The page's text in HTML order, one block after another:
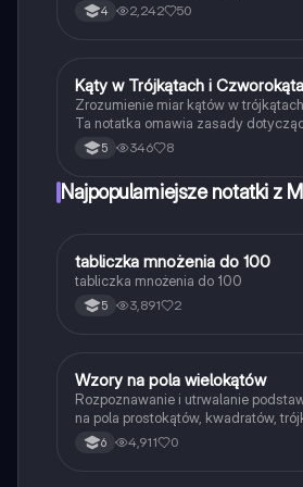
Materiał zawiera przykłady
danych długości można
4 2,242 50
Matematyka
Kąty w Trójkątach i
Zrozumienie miar kątów w
Ta notatka omawia zasady
trójkątach równoramiennych,
czworokątach, w tym
Idealne dla uczniów
5 346 8
Najpopularniejsze notatki z
TMatematyka
tabliczka mnożenia do 100
tabliczka mnożenia do 100
5 3,891 2
WMatematyka
Wzory na pola wielokątów
Rozpoznawanie i utrwalanie
na pola prostokątów, kwadratów,
6 4,911 0